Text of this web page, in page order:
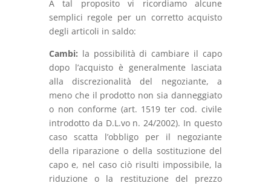
A tal proposito vi ricordiamo alcune
semplici regole per un corretto acquisto
degli articoli in saldo:
Cambi: la possibilità di cambiare il capo
dopo l’acquisto è generalmente lasciata
alla discrezionalità del negoziante, a
meno che il prodotto non sia danneggiato
o non conforme (art. 1519 ter cod. civile
introdotto da D.L.vo n. 24/2002). In questo
caso scatta l’obbligo per il negoziante
della riparazione o della sostituzione del
capo e, nel caso ciò risulti impossibile, la
riduzione o la restituzione del prezzo